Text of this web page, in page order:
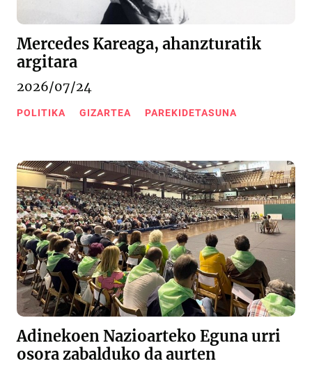
Mercedes Kareaga, ahanzturatik
argitara
2026/07/24
POLITIKA GIZARTEA PAREKIDETASUNA
Adinekoen Nazioarteko Eguna urri
osora zabalduko da aurten